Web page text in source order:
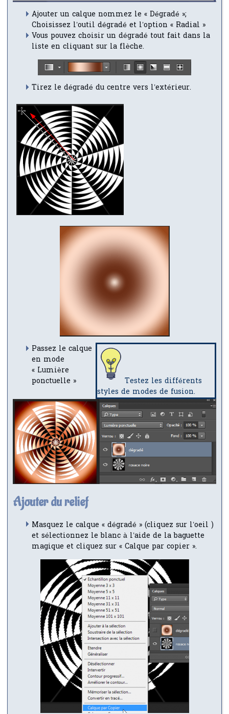
Ajouter un calque nommez le « Dégradé »;
Choisissez l’outil dégradé et l’option « Radial »
Vous pouvez choisir un dégradé tout fait dans la
liste en cliquant sur la flèche.
Tirez le dégradé du centre vers l’extérieur.
Testez les différents
styles de modes de fusion.
Passez le calque
en mode
« Lumière
ponctuelle »
Ajouter du relief
Masquez le calque « dégradé » (cliquez sur l’oeil )
et sélectionnez le blanc à l’aide de la baguette
magique et cliquez sur « Calque par copier ».